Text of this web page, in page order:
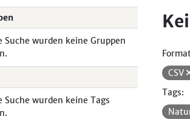
Suche wurden keine Gruppen
Suche wurden keine Tags
CSV
Tags: